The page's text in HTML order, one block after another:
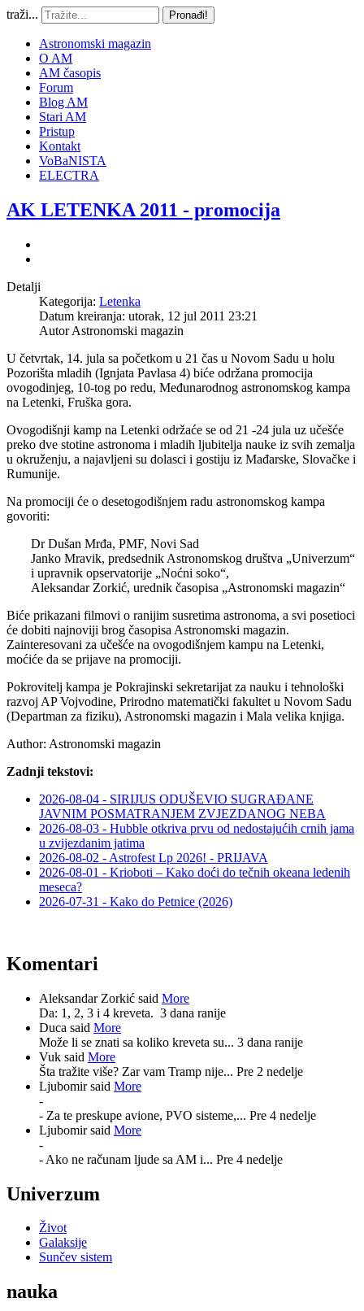
traži... Pronađi!
Astronomski magazin
O AM
AM časopis
Forum
Blog AM
Stari AM
Pristup
Kontakt
VoBaNISTA
ELECTRA
AK LETENKA 2011 - promocija
Detalji
Kategorija: Letenka
Datum kreiranja: utorak, 12 jul 2011 23:21
AutorAstronomski magazin
U četvrtak, 14. jula sa početkom u 21 čas u Novom Sadu u holu
Pozorišta mladih (Ignjata Pavlasa 4) biće održana promocija
ovogodinjeg, 10-tog po redu, Međunarodnog astronomskog kampa
na Letenki, Fruška gora.
Ovogodišnji kamp na Letenki održaće se od 21 -24 jula uz učešće
preko dve stotine astronoma i mladih ljubitelja nauke iz svih zemalja
u okruženju, a najavljeni su dolasci i gostiju iz Mađarske, Slovačke i
Rumunije.
Na promociji će o desetogodišnjem radu astronomskog kampa
govoriti:
Dr Dušan Mrđa, PMF, Novi Sad
Janko Mravik, predsednik Astronomskog društva „Univerzum“
i upravnik opservatorije „Noćni soko“,
Aleksandar Zorkić, urednik časopisa „Astronomski magazin“
Biće prikazani filmovi o ranijim susretima astronoma, a svi posetioci
će dobiti najnoviji brog časopisa Astronomski magazin.
Zainteresovani za učešće na ovogodišnjem kampu na Letenki,
moćiće da se prijave na promociji.
Pokrovitelj kampa je Pokrajinski sekretarijat za nauku i tehnološki
razvoj AP Vojvodine, Prirodno matematički fakultet u Novom Sadu
(Departman za fiziku), Astronomski magazin i Mala velika knjiga.
Author: Astronomski magazin
Zadnji tekstovi:
2026-08-04 - SIRIJUS ODUŠEVIO SUGRAĐANE
JAVNIM POSMATRANJEM ZVJEZDANOG NEBA
2026-08-03 - Hubble otkriva prvu od nedostajućih crnih jama
u zvijezdanim jatima
2026-08-02 - Astrofest Lp 2026! - PRIJAVA
2026-08-01 - Krioboti – Kako doći do tečnih okeana ledenih
meseca?
2026-07-31 - Kako do Petnice (2026)
Komentari
Aleksandar Zorkić said More
Da: 1, 2, 3 i 4 kreveta. 3 dana ranije
Duca said More
Može li se znati sa koliko kreveta su... 3 dana ranije
Vuk said More
Šta tražite više? Zar vam Tramp nije... Pre 2 nedelje
Ljubomir said More
-
- Za te preskupe avione, PVO sisteme,... Pre 4 nedelje
Ljubomir said More
-
- Ako ne računam ljude sa AM i... Pre 4 nedelje
Univerzum
Život
Galaksije
Sunčev sistem
nauka